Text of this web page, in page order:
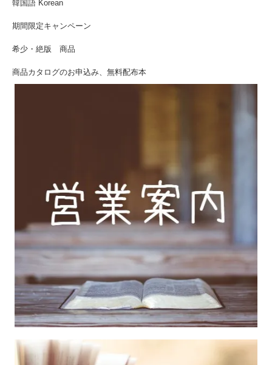
韓国語 Korean
期間限定キャンペーン
希少・絶版 商品
商品カタログのお申込み、無料配布本